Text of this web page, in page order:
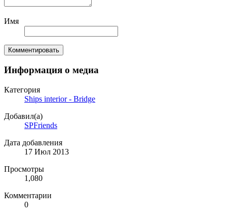
Имя
Комментировать
Информация о медиа
Категория
Ships interior - Bridge
Добавил(а)
SPFriends
Дата добавления
17 Июл 2013
Просмотры
1,080
Комментарии
0